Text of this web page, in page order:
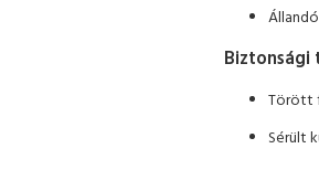
Biztonsági
Törött
Sérült